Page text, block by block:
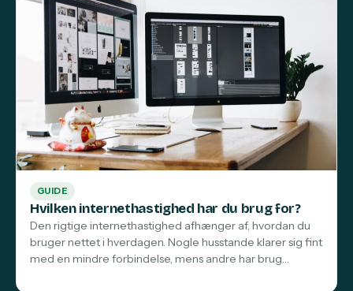
GUIDE
Hvilken internethastighed har du brug for?
Den rigtige internethastighed afhænger af, hvordan du
bruger nettet i hverdagen. Nogle husstande klarer sig fint
med en mindre forbindelse, mens andre har brug…